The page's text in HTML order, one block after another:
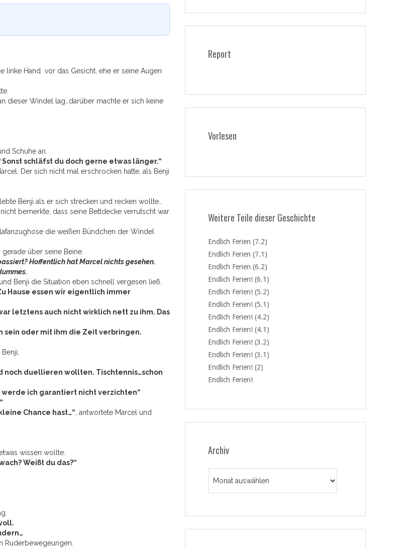
linke Hand vor das Gesicht, ehe er seine Augen
dieser Windel lag…darüber machte er sich keine
Schuhe an.
Sonst schläfst du doch gerne etwas länger.“
Der sich nicht mal erschrocken hatte, als Benji
Benji als er sich strecken und recken wollte…
bemerkte, dass seine Bettdecke verrutscht war
die weißen Bündchen der Windel
über seine Beine.
Hoffentlich hat Marcel nichts gesehen.
Benji die Situation eben schnell vergesen ließ.
Hause essen wir eigentlich immer
letztens auch nicht wirklich nett zu ihm. Das
sein oder mit ihm die Zeit verbringen.
noch duellieren wollten. Tischtennis…schon
werde ich garantiert nicht verzichten“
Chance hast…“, antwortete Marcel und
wissen wollte.
Weißt du das?“
Ruderbewegeungen.
Report
Vorlesen
Weitere Teile dieser Geschichte
Endlich Ferien (7.2)
Endlich Ferien (7.1)
Endlich Ferien (6.2)
Endlich Ferien! (6.1)
Endlich Ferien! (5.2)
Endlich Ferien! (5.1)
Endlich Ferien! (4.2)
Endlich Ferien! (4.1)
Endlich Ferien! (3.2)
Endlich Ferien! (3.1)
Endlich Ferien! (2)
Endlich Ferien!
Archiv